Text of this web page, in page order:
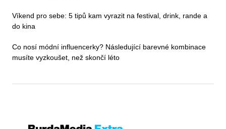
Víkend pro sebe: 5 tipů kam vyrazit na festival, drink, rande a
do kina
Co nosí módní influencerky? Následující barevné kombinace
musíte vyzkoušet, než skončí léto